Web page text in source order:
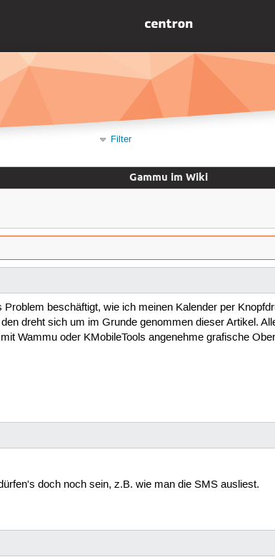
Filter
Gammu im Wiki
beschäftigt, wie ich meinen Kalender per
dreht sich um im Grunde genommen dieser Artikel.
Wammu oder KMobileTools angenehme grafische
doch noch sein, z.B. wie man die SMS ausliest.